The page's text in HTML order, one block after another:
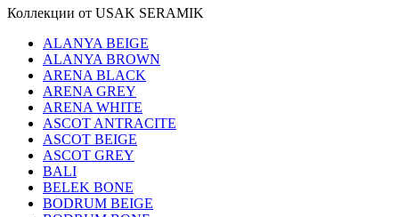
Коллекции от USAK SERAMIK
ALANYA BEIGE
ALANYA BROWN
ARENA BLACK
ARENA GREY
ARENA WHITE
ASCOT ANTRACITE
ASCOT BEIGE
ASCOT GREY
BALI
BELEK BONE
BODRUM BEIGE